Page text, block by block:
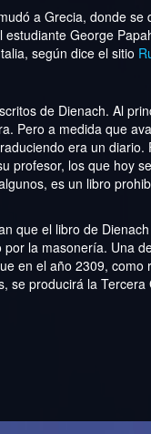
a Grecia, donde se
George
según dice el sitio
de Dienach. Al
Pero a medida que
era un diario.
profesor, los que hoy
es un libro
que el libro de
la masonería. Una
en el año 2309, como
se producirá la Tercera